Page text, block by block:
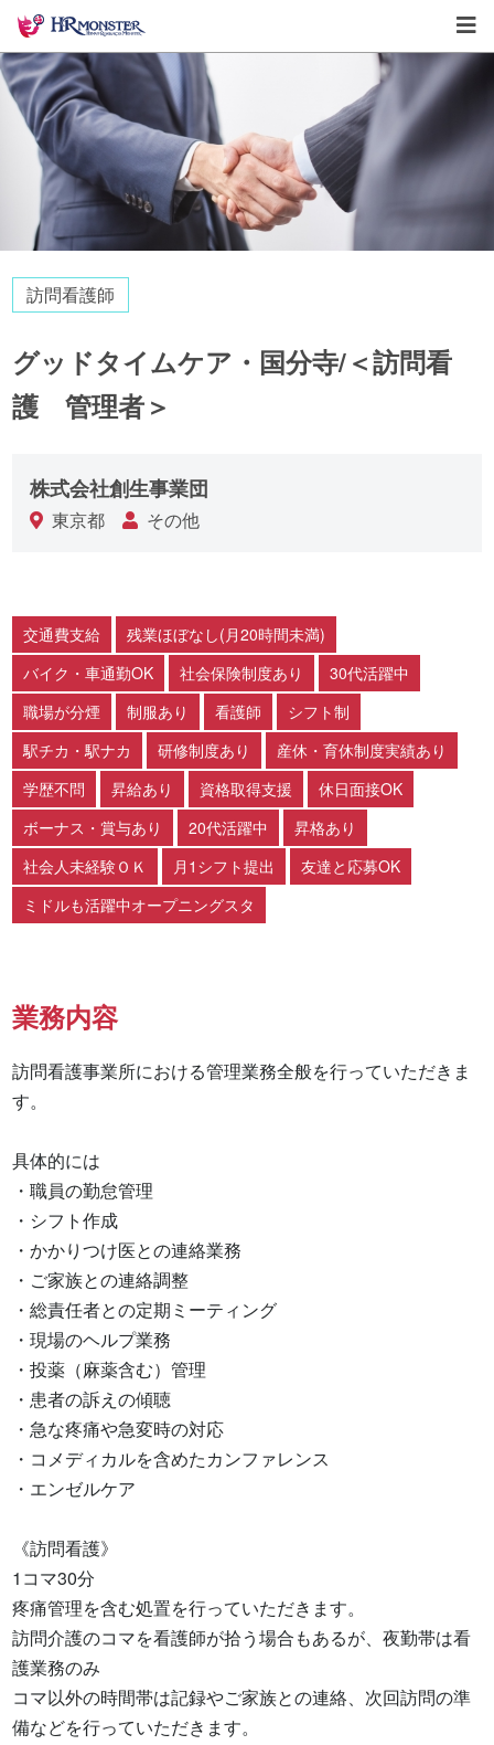
訪問看護師
グッドタイムケア・国分寺/＜訪問看
護 管理者＞
株式会社創生事業団
東京都 その他
交通費支給
残業ほぼなし(月20時間未満)
バイク・車通勤OK
社会保険制度あり
30代活躍中
職場が分煙
制服あり 看護師
シフト制
駅チカ・駅ナカ
研修制度あり
産休・育休制度実績あり
学歴不問
昇給あり 資格取得支援
休日面接OK
ボーナス・賞与あり
20代活躍中
昇格あり
社会人未経験ＯＫ
月1シフト提出
友達と応募OK
ミドルも活躍中オープニングスタ
業務内容
訪問看護事業所における管理業務全般を行っていただきま
す。
具体的には
・職員の勤怠管理
・シフト作成
・かかりつけ医との連絡業務
・ご家族との連絡調整
・総責任者との定期ミーティング
・現場のヘルプ業務
・投薬（麻薬含む）管理
・患者の訴えの傾聴
・急な疼痛や急変時の対応
・コメディカルを含めたカンファレンス
・エンゼルケア
《訪問看護》
1コマ30分
疼痛管理を含む処置を行っていただきます。
訪問介護のコマを看護師が拾う場合もあるが、夜勤帯は看
護業務のみ
コマ以外の時間帯は記録やご家族との連絡、次回訪問の準
備などを行っていただきます。